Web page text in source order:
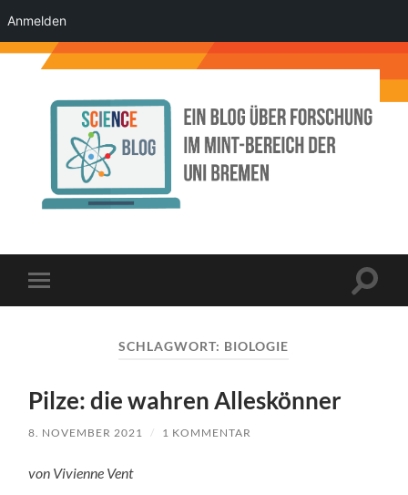
Anmelden
der
Menü
SCHLAGWORT: BIOLOGIE
Pilze: die wahren Alleskönner
8. NOVEMBER 2021 / 1 KOMMENTAR
von Vivienne Vent